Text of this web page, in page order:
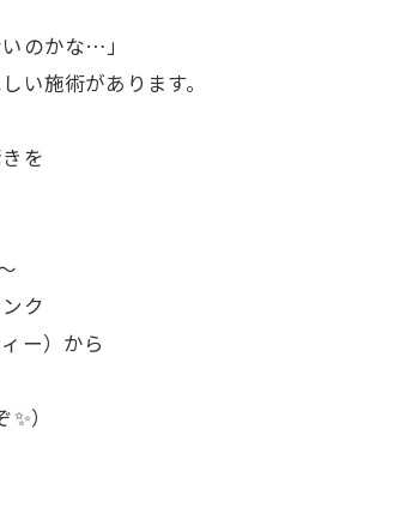
のかな…」
い施術があります。
を
ク
ー）から
）